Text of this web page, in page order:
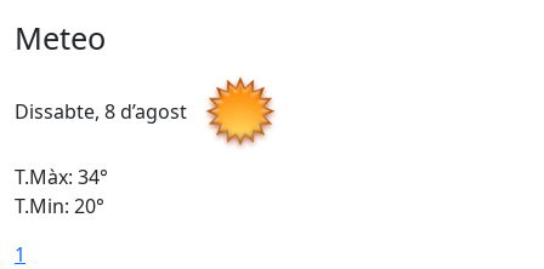
Meteo
Dissabte, 8 d’agost
T.Màx: 34°
T.Min: 20°
1